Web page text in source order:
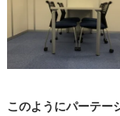
このようにパーテー